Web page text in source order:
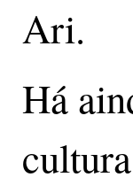
Ari.
Há